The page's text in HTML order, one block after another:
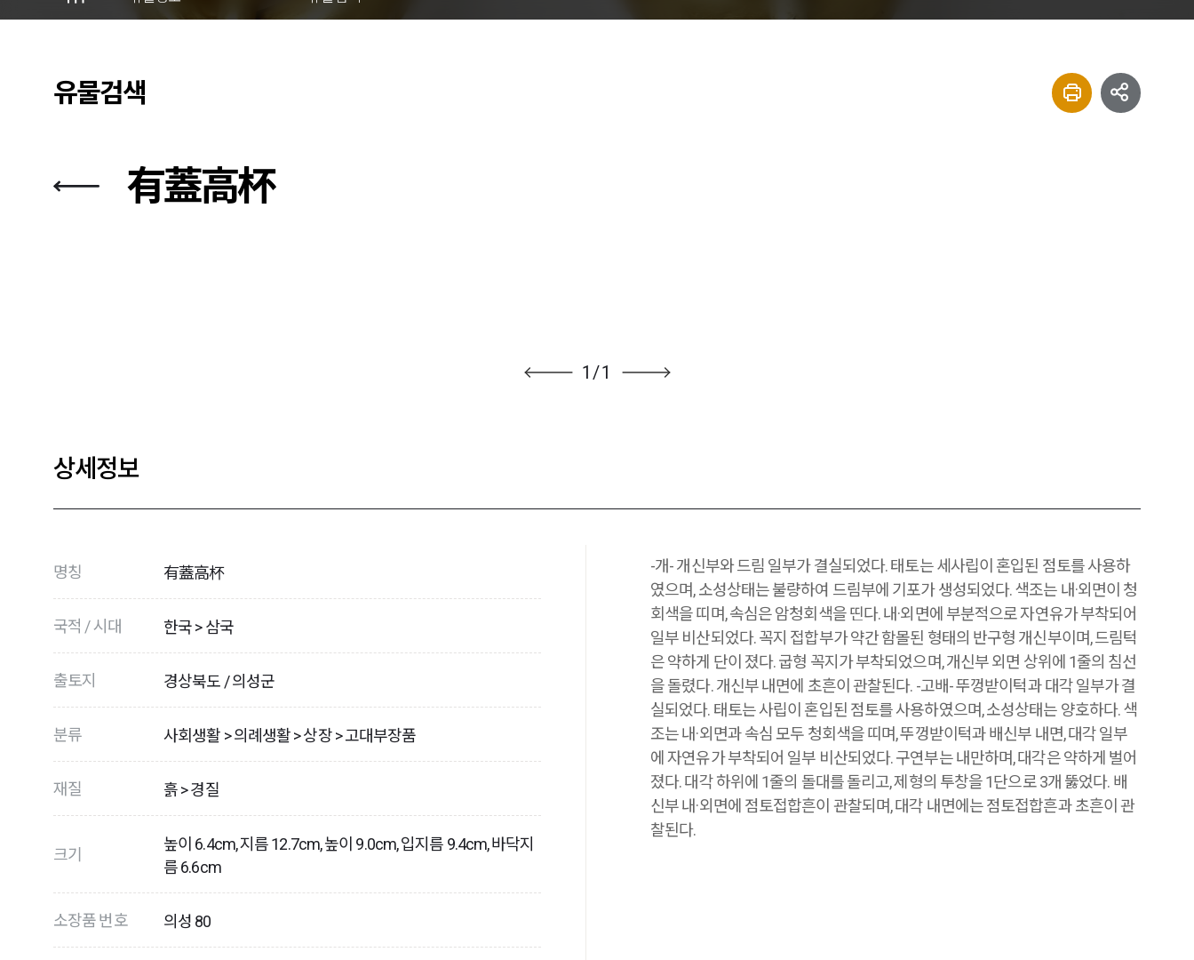
유물검색
有蓋高杯
1/1
상세정보
명칭 有蓋高杯
국적 / 시대 한국 > 삼국
출토지 경상북도 / 의성군
분류 사회생활 > 의례생활 > 상장 > 고대부장품
재질 흙 > 경질
크기
높이 6.4cm, 지름 12.7cm, 높이 9.0cm, 입지름 9.4cm, 바닥지
름 6.6cm
소장품 번호 의성 80
-개- 개신부와 드림 일부가 결실되었다. 태토는 세사립이 혼입된 점토를 사용하
였으며, 소성상태는 불량하여 드림부에 기포가 생성되었다. 색조는 내·외면이 청
회색을 띠며, 속심은 암청회색을 띤다. 내·외면에 부분적으로 자연유가 부착되어
일부 비산되었다. 꼭지 접합부가 약간 함몰된 형태의 반구형 개신부이며, 드림턱
은 약하게 단이 졌다. 굽형 꼭지가 부착되었으며, 개신부 외면 상위에 1줄의 침선
을 돌렸다. 개신부 내면에 초흔이 관찰된다. -고배- 뚜껑받이턱과 대각 일부가 결
실되었다. 태토는 사립이 혼입된 점토를 사용하였으며, 소성상태는 양호하다. 색
조는 내·외면과 속심 모두 청회색을 띠며, 뚜껑받이턱과 배신부 내면, 대각 일부
에 자연유가 부착되어 일부 비산되었다. 구연부는 내만하며, 대각은 약하게 벌어
졌다. 대각 하위에 1줄의 돌대를 돌리고, 제형의 투창을 1단으로 3개 뚫었다. 배
신부 내·외면에 점토접합흔이 관찰되며, 대각 내면에는 점토접합흔과 초흔이 관
찰된다.